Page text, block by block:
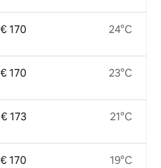
€ 170
€ 170
€ 173
€ 170
24°C
23°C
21°C
19°C